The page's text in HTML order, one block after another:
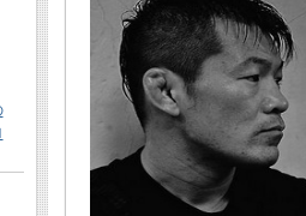
ポーツなどの情報を一挙公開